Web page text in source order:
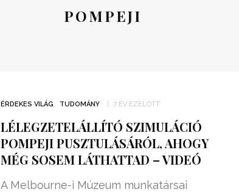
POMPEJI
ÉRDEKES VILÁG TUDOMÁNY 7 ÉV EZELŐTT
LÉLEGZETELÁLLÍTÓ SZIMULÁCIÓ
POMPEJI PUSZTULÁSÁRÓL, AHOGY
MÉG SOSEM LÁTHATTAD – VIDEÓ
A Melbourne-i Múzeum munkatársai